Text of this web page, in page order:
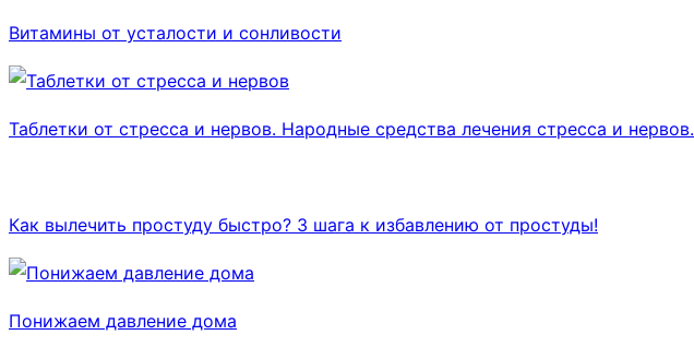
Витамины от усталости и сонливости
Таблетки от стресса и нервов. Народные средства лечения стресса и нервов.
Как вылечить простуду быстро? 3 шага к избавлению от простуды!
Понижаем давление дома